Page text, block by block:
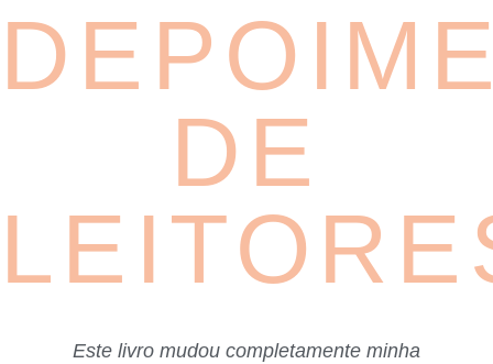
DE
Este livro mudou completamente minha